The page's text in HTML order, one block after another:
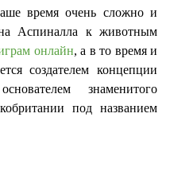
время очень сложно и
Аспиналла к животным
онлайн, а в то время и
создателем концепции
знаменитого
под названием